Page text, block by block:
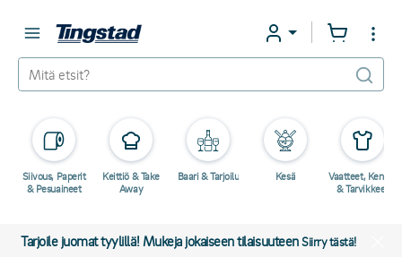
Siivous, Paperit
& Pesuaineet
Keittiö & Take
Away
Baari & Tarjoilu Kesä
Vaatteet, Kengät
& Tarvikkeet
Tarjoile juomat tyylillä! Mukeja jokaiseen tilaisuuteenSiirry tästä!